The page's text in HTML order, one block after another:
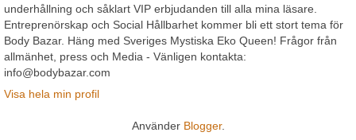
underhållning och såklart VIP erbjudanden till alla mina läsare.
Entreprenörskap och Social Hållbarhet kommer bli ett stort tema för
Body Bazar. Häng med Sveriges Mystiska Eko Queen! Frågor från
allmänhet, press och Media - Vänligen kontakta:
info@bodybazar.com
Visa hela min profil
Använder Blogger.